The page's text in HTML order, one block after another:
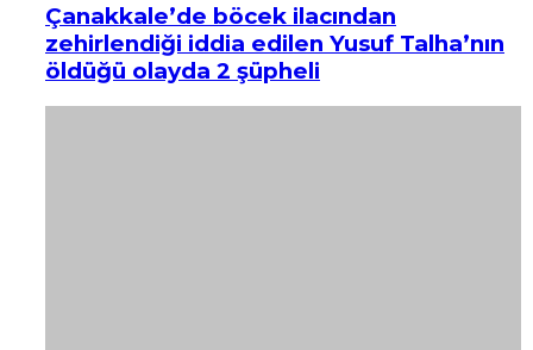
Çanakkale’de böcek ilacından
zehirlendiği iddia edilen Yusuf Talha’nın
öldüğü olayda 2 şüpheli